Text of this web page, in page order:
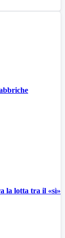
la lotta tra il «sì»